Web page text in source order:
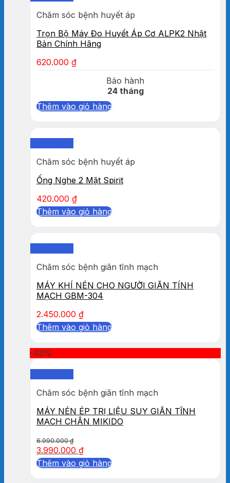
Chăm sóc bệnh huyết áp
Trọn Bộ Máy Đo Huyết Áp Cơ ALPK2 Nhật
Bản Chính Hãng
620.000 ₫
Bảo hành
24 tháng
Thêm vào giỏ hàng
Chăm sóc bệnh huyết áp
Ống Nghe 2 Mặt Spirit
420.000 ₫
Thêm vào giỏ hàng
Chăm sóc bệnh giãn tĩnh mạch
MÁY KHÍ NÉN CHO NGƯỜI GIÃN TÍNH
MẠCH GBM-304
2.450.000 ₫
Thêm vào giỏ hàng
-43%
Chăm sóc bệnh giãn tĩnh mạch
MÁY NÉN ÉP TRỊ LIỆU SUY GIÃN TĨNH
MẠCH CHÂN MIKIDO
6.990.000₫
3.990.000 ₫
Thêm vào giỏ hàng